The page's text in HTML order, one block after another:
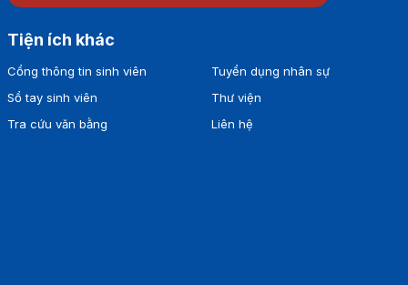
Tiện ích khác
Cổng thông tin sinh viên
Sổ tay sinh viên
Tra cứu văn bằng
Tuyển dụng nhân sự
Thư viện
Liên hệ